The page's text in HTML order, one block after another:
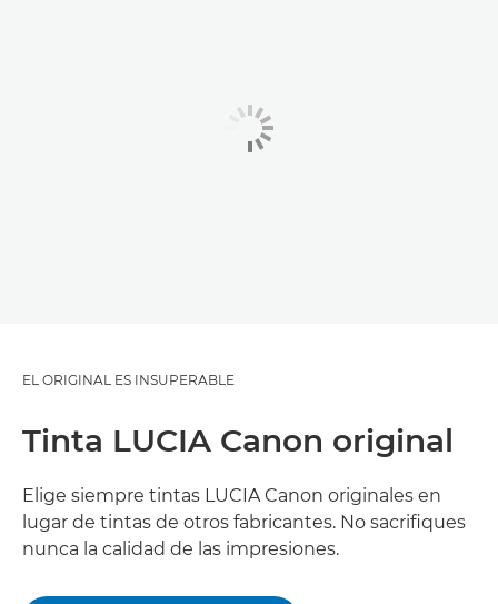
EL ORIGINAL ES INSUPERABLE
Tinta LUCIA Canon original
Elige siempre tintas LUCIA Canon originales en
lugar de tintas de otros fabricantes. No sacrifiques
nunca la calidad de las impresiones.